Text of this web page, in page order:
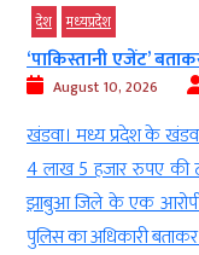
देश मध्‍यप्रदेश
‘पाकिस्तानी एजेंट’
August 10, 2026
खंडवा। मध्य प्रदेश के
4 लाख 5 हजार रुपए की
झाबुआ जिले के एक आरोपी
पुलिस का अधिकारी बताकर